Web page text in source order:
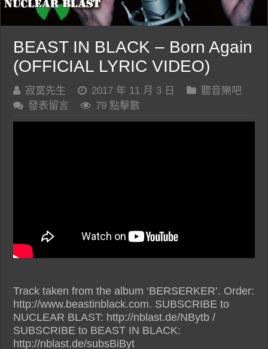
BEAST IN BLACK – Born Again
(OFFICIAL LYRIC VIDEO)
寂寞先生 2017 年 11 月 3 日
聽音樂吧
發表留言
79 點擊數
Track taken from the album ‘BERSERKER’. Order:
http://www.beastinblack.com. SUBSCRIBE to
NUCLEAR BLAST: http://nblast.de/NBytb /
SUBSCRIBE to BEAST IN BLACK:
http://nblast.de/subsBiByt